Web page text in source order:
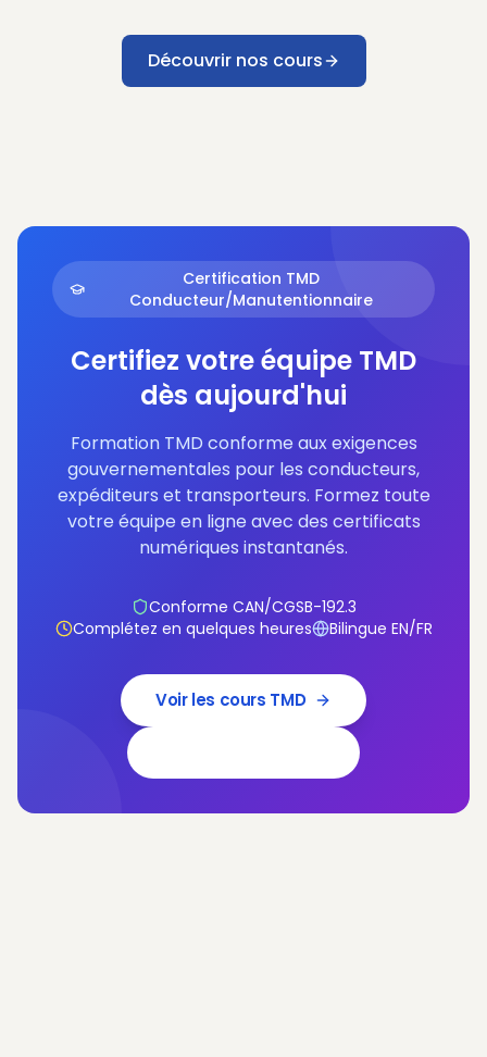
Découvrir nos cours
Certification TMD
Conducteur/Manutentionnaire
Certifiez votre équipe TMD
dès aujourd'hui
Formation TMD conforme aux exigences
gouvernementales pour les conducteurs,
expéditeurs et transporteurs. Formez toute
votre équipe en ligne avec des certificats
numériques instantanés.
Conforme CAN/CGSB-192.3
Complétez en quelques heures
Bilingue EN/FR
Voir les cours TMD